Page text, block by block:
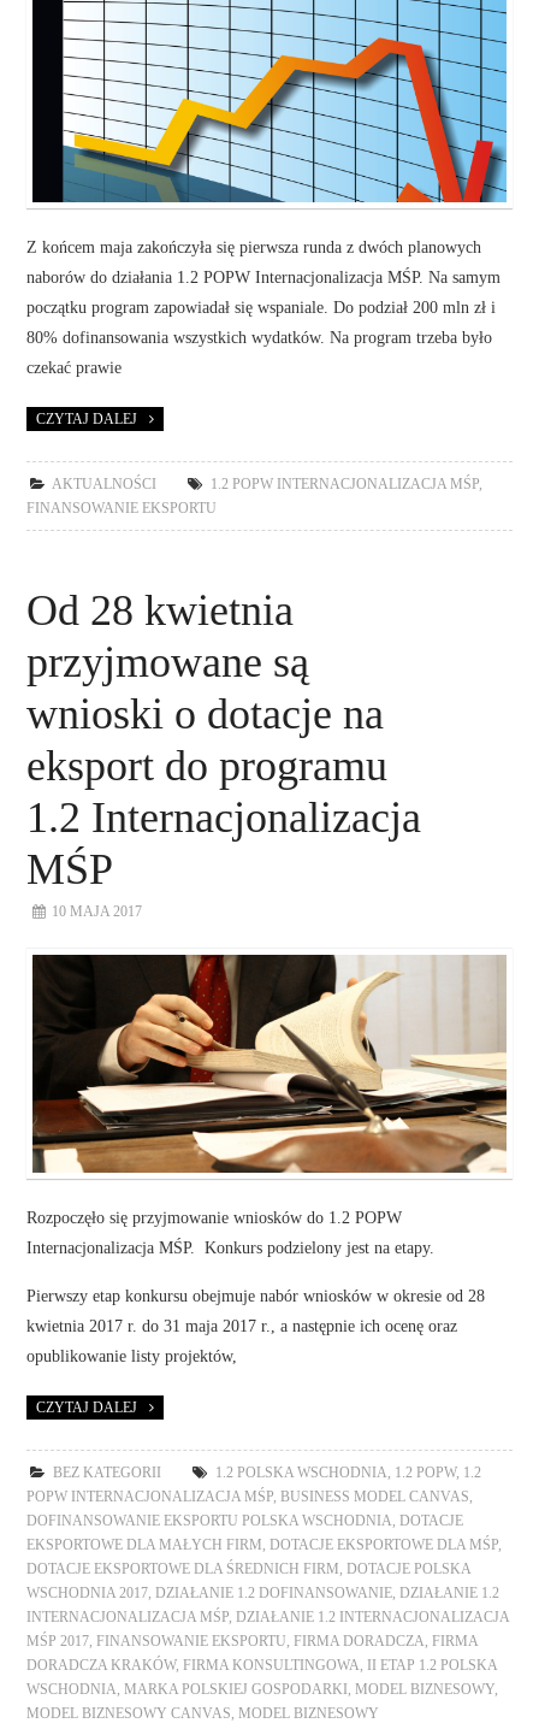
Z końcem maja zakończyła się pierwsza runda z dwóch planowych
naborów do działania 1.2 POPW Internacjonalizacja MŚP. Na samym
początku program zapowiadał się wspaniale. Do podział 200 mln zł i
80% dofinansowania wszystkich wydatków. Na program trzeba było
czekać prawie
CZYTAJ DALEJ
AKTUALNOŚCI 1.2 POPW INTERNACJONALIZACJA MŚP
FINANSOWANIE EKSPORTU
Od 28 kwietnia
przyjmowane są
wnioski o dotacje na
eksport do programu
1.2 Internacjonalizacja
MŚP
10 MAJA 2017
Rozpoczęło się przyjmowanie wniosków do 1.2 POPW
Internacjonalizacja MŚP. Konkurs podzielony jest na etapy.
Pierwszy etap konkursu obejmuje nabór wniosków w okresie od 28
kwietnia 2017 r. do 31 maja 2017 r., a następnie ich ocenę oraz
opublikowanie listy projektów,
CZYTAJ DALEJ
BEZ KATEGORII 1.2 POLSKA WSCHODNIA 1.2 POPW, 1.2
POPW INTERNACJONALIZACJA MŚP
BUSINESS MODEL CANVAS
DOFINANSOWANIE EKSPORTU POLSKA WSCHODNIA
DOTACJE
EKSPORTOWE DLA MAŁYCH FIRM
DOTACJE EKSPORTOWE DLA MŚP
DOTACJE EKSPORTOWE DLA ŚREDNICH FIRM
DOTACJE POLSKA
WSCHODNIA 2017
DZIAŁANIE 1.2 DOFINANSOWANIE
DZIAŁANIE 1.2
INTERNACJONALIZACJA MŚP
DZIAŁANIE 1.2 INTERNACJONALIZACJA
MŚP 2017
FINANSOWANIE EKSPORTU FIRMA DORADCZA
FIRMA
DORADCZA KRAKÓW, FIRMA KONSULTINGOWA
II ETAP 1.2 POLSKA
WSCHODNIA
MARKA POLSKIEJ GOSPODARKI MODEL BIZNESOWY
MODEL BIZNESOWY CANVAS
MODEL BIZNESOWY